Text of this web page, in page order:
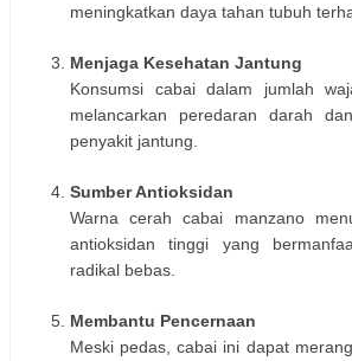
meningkatkan daya tahan tubuh
Menjaga Kesehatan Jantung
Konsumsi cabai dalam jumlah
melancarkan peredaran darah
penyakit jantung.
Sumber Antioksidan
Warna cerah cabai manzano
antioksidan tinggi yang
radikal bebas.
Membantu Pencernaan
Meski pedas, cabai ini dapat